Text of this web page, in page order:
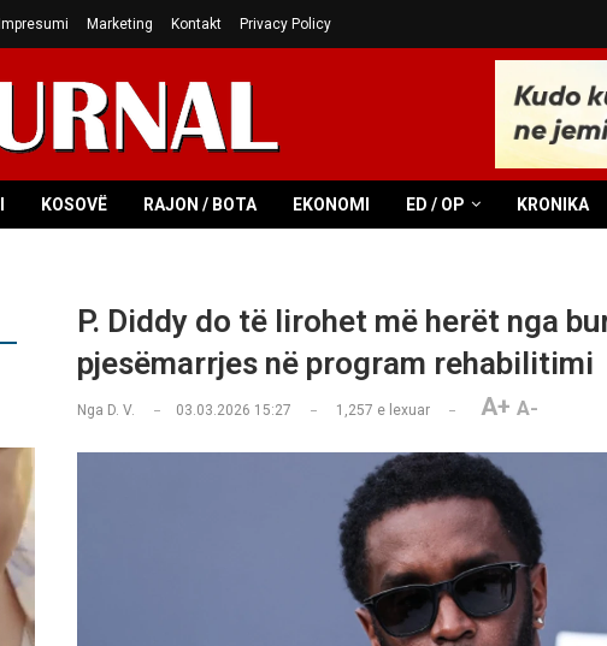
Impresumi Marketing Kontakt Privacy Policy
KOSOVË RAJON / BOTA EKONOMI ED / OP KRONIKA
P. Diddy do të lirohet më herët nga
pjesëmarrjes në program rehabilitimi
Nga D. V. 03.03.2026 15:27 1,257 e lexuar A+ A-